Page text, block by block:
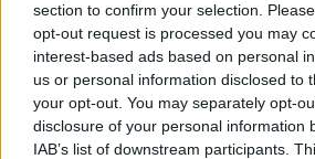
section to confirm your selection.
opt-out request is processed you may
interest-based ads based on personal
us or personal information disclosed to
your opt-out. You may separately opt-
disclosure of your personal information
IAB’s list of downstream participants.
Keine Angebote verpassen
Aktuelle News
Spannende Lesetipps
Gratis und jederzeit kündbar